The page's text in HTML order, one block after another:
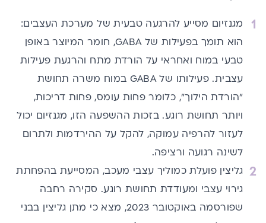
מגנזיום מסייע להרגעה טבעית של מערכת העצבים:
הוא תומך בפעילות של GABA, חומר המיוצר באופן
טבעי במוח ואחראי על הורדת מתח והרגעת פעילות
עצבית. פעילותו של GABA במוח משרה תחושת
"הורדת הילוך", כלומר פחות עומס, פחות דריכות,
ויותר תחושת רוגע. בזכות ההשפעה הזו, מגנזיום יכול
לעזור להרפיה עמוקה, להקל על ההירדמות ולתרום
לשינה רגועה ורציפה.
גליצין פועלת כמוליך עצבי מעכב, המסייעת בהפחתת
גירוי עצבי ומעודדת תחושת רוגע. סקירה רחבה
שפורסמה באוקטובר 2023, מצא כי מתן גליצין בבני